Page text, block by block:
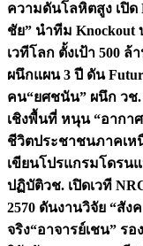
ความดันโลหิตสูง เปิด
ชัย” นำทีม Knockout
เวทีโลก ตั้งเป้า 500 ล้
ผนึกแผน 3 ปี ดัน
คน“ยศชนัน” ผนึก วช
เชิงพื้นที่ หนุน “อากา
ชีวิตประชาชนภาคเห
เขียนโปรแกรมโดรน
ปฏิบัติวช. เปิดเวที
2570 ดันงานวิจัย “สั
จริง“อาจารย์เชน” ร